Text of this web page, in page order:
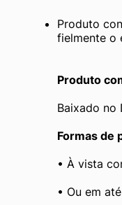
Produto
fielmente o
Produto
Baixado no
Formas de
• À vista
• Ou em